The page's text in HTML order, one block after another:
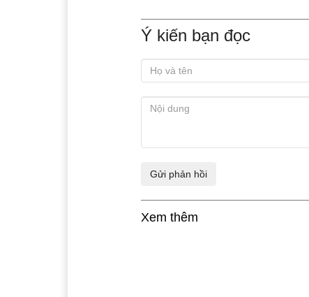
Ý kiến bạn đọc
Xem thêm